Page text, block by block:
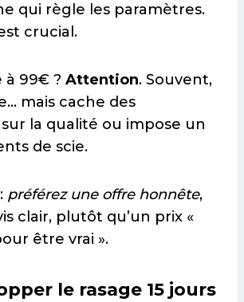
qui règle les paramètres.
crucial.
à 99€ ? Attention. Souvent,
mais cache des
la qualité ou impose un
de scie.
préférez une offre honnête,
clair, plutôt qu’un prix «
être vrai ».
le rasage 15 jours